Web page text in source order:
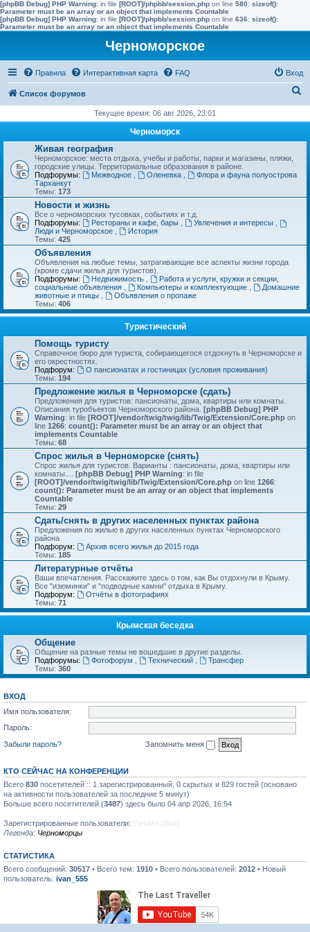
[phpBB Debug] PHP Warning: in file [ROOT]/phpbb/session.php on line 580: sizeof():
Parameter must be an array or an object that implements Countable
[phpBB Debug] PHP Warning: in file [ROOT]/phpbb/session.php on line 636: sizeof():
Parameter must be an array or an object that implements Countable
Черноморское
Правила Интерактивная карта FAQ Вход
Список форумов
с
Текущее время: 06 авг 2026, 23:01
Черноморск
Живая география
Черноморское: места отдыха, учебы и работы, парки и магазины, пляжи,
городские улицы. Территориальные образования в районе.
Подфорумы:
Межводное Оленевка
Флора и фауна полуострова
Тарханкут
Темы: 173
Новости и жизнь
Все о черноморских тусовках, событиях и т.д.
Подфорумы:
Рестораны и кафе, бары Увлечения и интересы
Люди и Черноморское
История
Темы: 425
Объявления
Объявления на любые темы, затрагивающие все аспекты жизни города
(кроме сдачи жилья для туристов).
Подфорумы:
Недвижимость
Работа и услуги, кружки и секции,
социальные объявления
Компьютеры и комплектующие
Домашние
животные и птицы
Объявления о пропаже
Темы: 406
Туристический
Помощь туристу
Справочное бюро для туриста, собирающегося отдохнуть в Черноморске и
его окрестностях.
Подфорум:
О пансионатах и гостиницах (условия проживания)
Темы: 194
Предложение жилья в Черноморске (сдать)
Предложения для туристов: пансионаты, дома, квартиры или комнаты.
Описания туробъектов Черноморского района. [phpBB Debug] PHP
Warning: in file [ROOT]/vendor/twig/twig/lib/Twig/Extension/Core.php on
line 1266: count(): Parameter must be an array or an object that
implements Countable
Темы: 68
Спрос жилья в Черноморске (снять)
Спрос жилья для туристов. Варианты : пансионаты, дома, квартиры или
комнаты.... [phpBB Debug] PHP Warning: in file
[ROOT]/vendor/twig/twig/lib/Twig/Extension/Core.php on line 1266:
count(): Parameter must be an array or an object that implements
Countable
Темы: 29
Сдать/снять в других населенных пунктах района
Предложения по жилью в других населенных пунктах Черноморского
района
Подфорум:
Архив всего жилья до 2015 года
Темы: 185
Литературные отчёты
Ваши впечатления. Расскажите здесь о том, как Вы отдохнули в Крыму.
Все "изюминки" и "подводные камни" отдыха в Крыму.
Подфорум:
Отчёты в фотографиях
Темы: 71
Крымская беседка
Общение
Общение на разные темы не вошедшие в другие разделы.
Подфорумы:
Фотофорум Технический
Трансфер
Темы: 360
ВХОД
Имя пользователя:
Пароль:
Забыли пароль?
Запомнить меня
КТО СЕЙЧАС НА КОНФЕРЕНЦИИ
Всего 830 посетителей :: 1 зарегистрированный, 0 скрытых и 829 гостей (основано
на активности пользователей за последние 5 минут)
Больше всего посетителей (3487) здесь было 04 апр 2026, 16:54
Зарегистрированные пользователи:
Легенда: Черноморцы
СТАТИСТИКА
Всего сообщений: 30517 • Всего тем: 1910 • Всего пользователей: 2012 • Новый
пользователь: ivan_555